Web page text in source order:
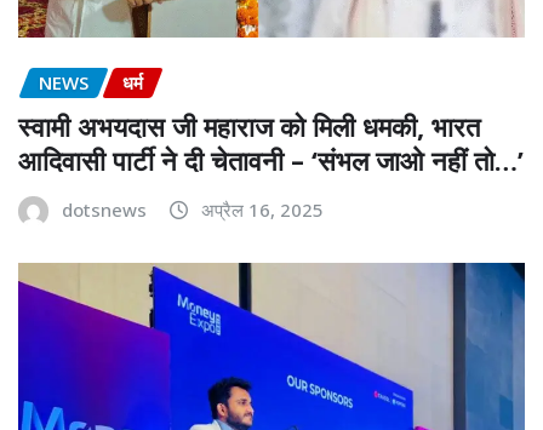
NEWS धर्म
स्वामी अभयदास जी महाराज को मिली धमकी, भारत
आदिवासी पार्टी ने दी चेतावनी – ‘संभल जाओ नहीं तो…’
dotsnews अप्रैल 16, 2025